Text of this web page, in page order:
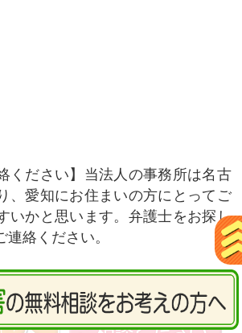
ください
当法人の事務所は名古
、愛知にお住まいの方にとってご
いかと思います。弁護士をお探し
絡ください。